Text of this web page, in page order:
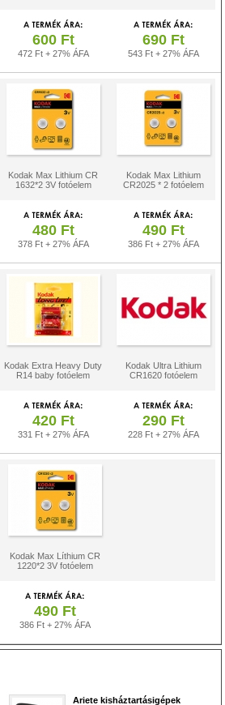
600 Ft
472 Ft + 27% ÁFA
690 Ft
543 Ft + 27% ÁFA
Kodak Max Lithium CR
1632*2 3V fotóelem
Kodak Max Lithium
CR2025 * 2 fotóelem
480 Ft
378 Ft + 27% ÁFA
490 Ft
386 Ft + 27% ÁFA
Kodak Extra Heavy Duty
R14 baby fotóelem
Kodak Ultra Lithium
CR1620 fotóelem
420 Ft
331 Ft + 27% ÁFA
290 Ft
228 Ft + 27% ÁFA
Kodak Max Líthium CR
1220*2 3V fotóelem
490 Ft
386 Ft + 27% ÁFA
Ariete kisháztartásigépek